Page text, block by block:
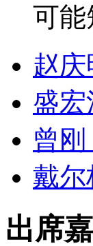
可能
赵
盛
曾
戴尔
出席